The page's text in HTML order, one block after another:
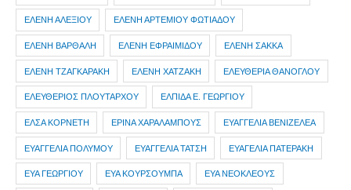
ΕΛΕΝΗ ΑΛΕΞΙΟΥ ΕΛΕΝΗ ΑΡΤΕΜΙΟΥ ΦΩΤΙΑΔΟΥ
ΕΛΕΝΗ ΒΑΡΘΑΛΗ ΕΛΕΝΗ ΕΦΡΑΙΜΙΔΟΥ ΕΛΕΝΗ ΣΑΚΚΑ
ΕΛΕΝΗ ΤΖΑΓΚΑΡΑΚΗ ΕΛΕΝΗ ΧΑΤΖΑΚΗ ΕΛΕΥΘΕΡΙΑ ΘΑΝΟΓΛΟΥ
ΕΛΕΥΘΕΡΙΟΣ ΠΛΟΥΤΑΡΧΟΥ ΕΛΠΙΔΑ Ε. ΓΕΩΡΓΙΟΥ
ΕΛΣΑ ΚΟΡΝΕΤΗ ΕΡΙΝΑ ΧΑΡΑΛΑΜΠΟΥΣ ΕΥΑΓΓΕΛΙΑ ΒΕΝΙΖΕΛΕΑ
ΕΥΑΓΓΕΛΙΑ ΠΟΛΥΜΟΥ ΕΥΑΓΓΕΛΙΑ ΤΑΤΣΗ ΕΥΑΓΕΛΙΑ ΠΑΤΕΡΑΚΗ
ΕΥΑ ΓΕΩΡΓΙΟΥ ΕΥΑ ΚΟΥΡΣΟΥΜΠΑ ΕΥΑ ΝΕΟΚΛΕΟΥΣ